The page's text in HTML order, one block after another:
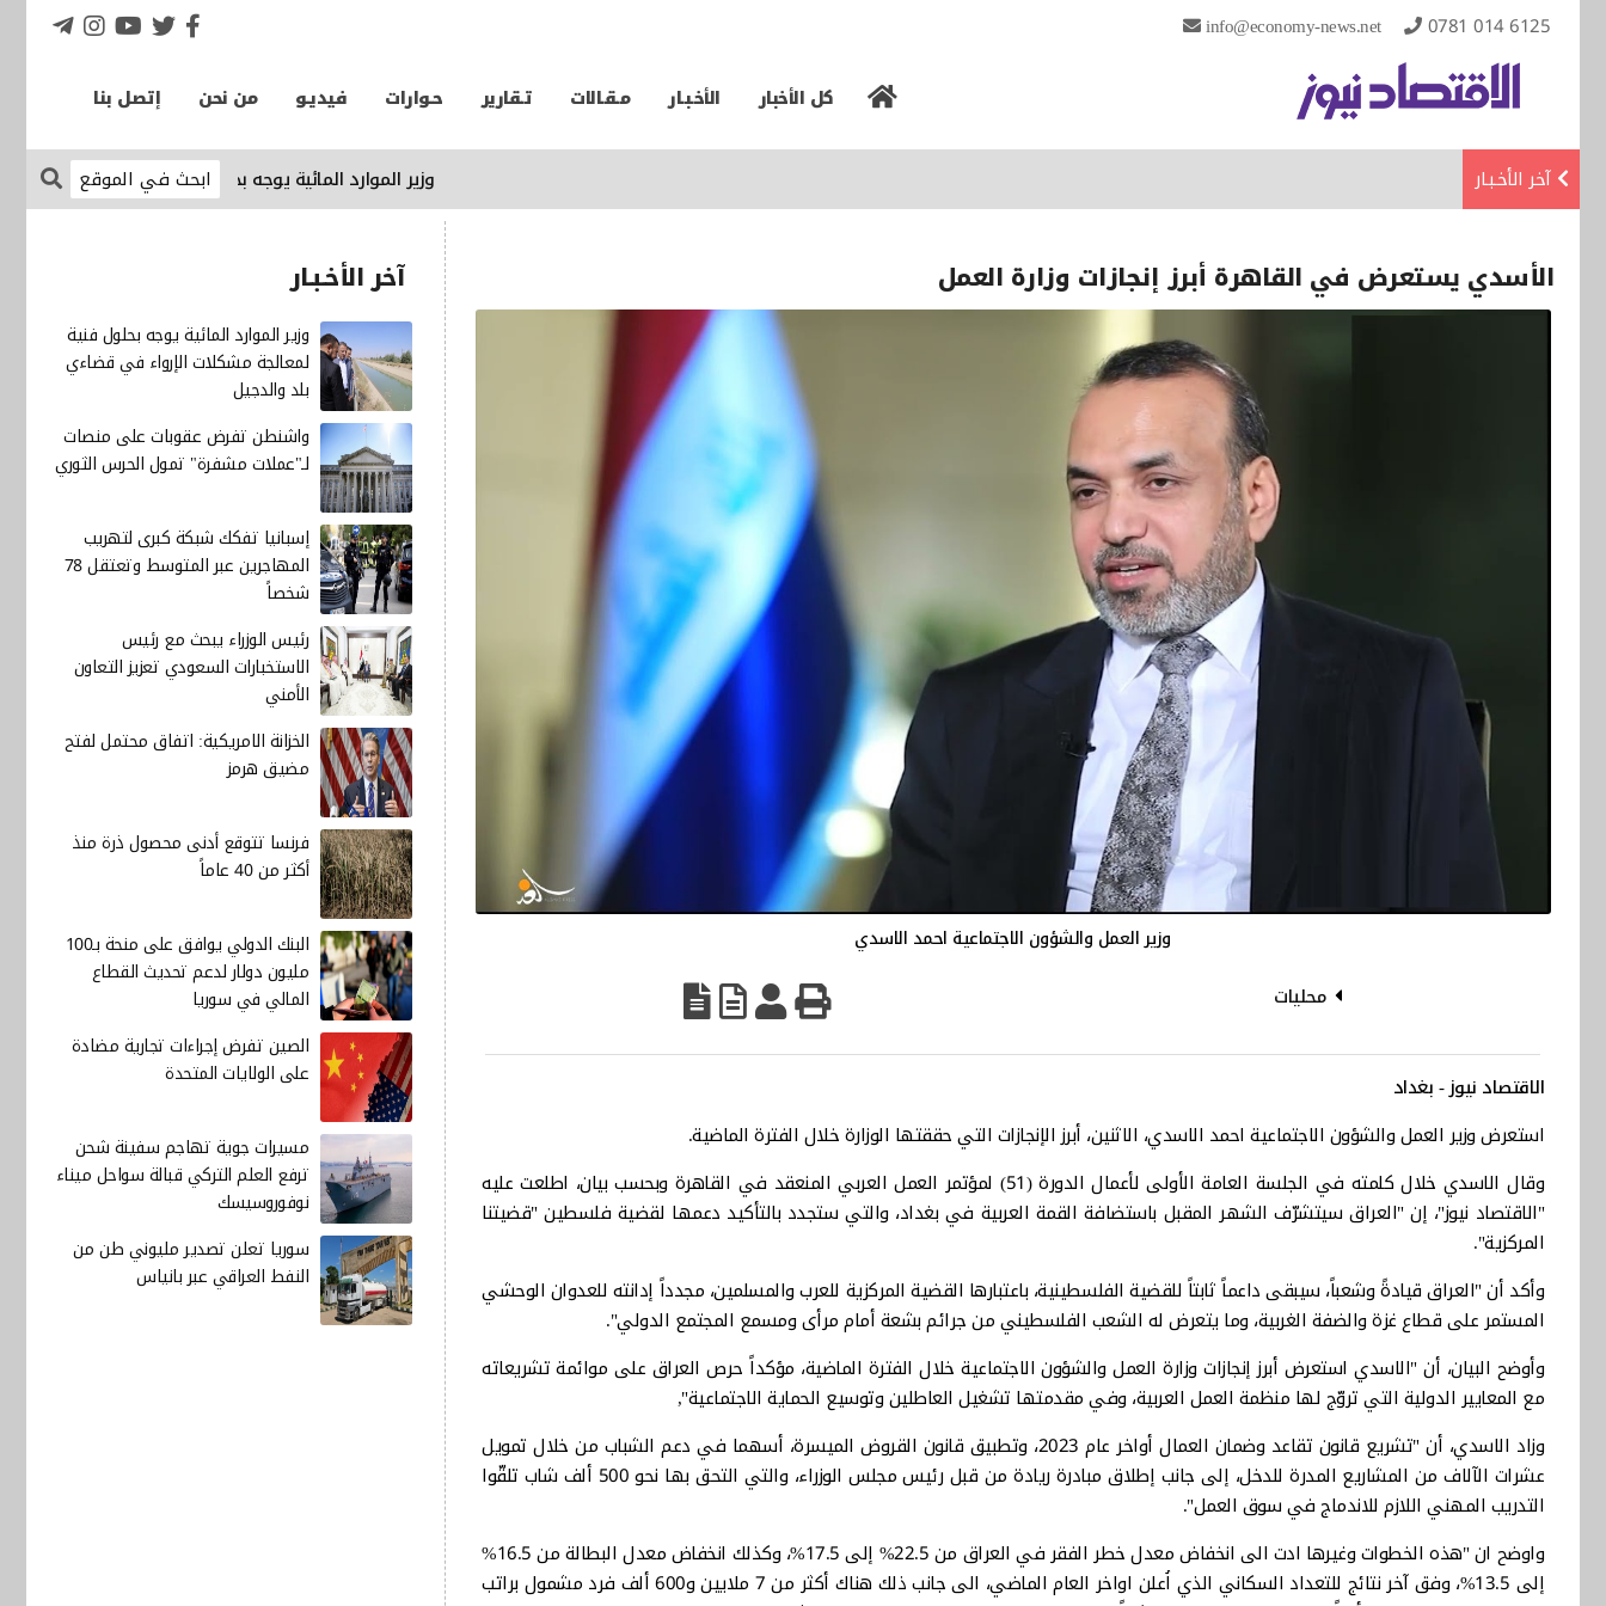
info@economy-news.net 0781 014 6125
كل الأخبار الأخـبـار مـقـالات تـقارير حـوارات فيديـو من نحن إتصل بنا
آخر الأخـبـار وزير الموارد المائية يوجه بحلول فنية لمعالجة مشكلات
الأسدي يستعرض في القاهرة أبرز إنجازات وزارة العمل
وزير العمل والشؤون الاجتماعية احمد الاسدي
محليات
الاقتصاد نيوز - بغداد
استعرض وزير العمل والشؤون الاجتماعية احمد الاسدي، الاثنين، أبرز الإنجازات التي حققتها الوزارة خلال الفترة الماضية.
وقال الاسدي خلال كلمته في الجلسة العامة الأولى لأعمال الدورة (51) لمؤتمر العمل العربي المنعقد في القاهرة وبحسب بيان، اطلعت عليه
"الاقتصاد نيوز"، إن "العراق سيتشرّف الشهر المقبل باستضافة القمة العربية في بغداد، والتي ستجدد بالتأكيد دعمها لقضية فلسطين "قضيتنا
المركزية".
وأكد أن "العراق قيادةً وشعباً، سيبقى داعماً ثابتاً للقضية الفلسطينية، باعتبارها القضية المركزية للعرب والمسلمين، مجدداً إدانته للعدوان الوحشي
المستمر على قطاع غزة والضفة الغربية، وما يتعرض له الشعب الفلسطيني من جرائم بشعة أمام مرأى ومسمع المجتمع الدولي".
وأوضح البيان، أن "الاسدي استعرض أبرز إنجازات وزارة العمل والشؤون الاجتماعية خلال الفترة الماضية، مؤكداً حرص العراق على موائمة تشريعاته
مع المعايير الدولية التي تروّج لها منظمة العمل العربية، وفي مقدمتها تشغيل العاطلين وتوسيع الحماية الاجتماعية",
وزاد الاسدي، أن "تشريع قانون تقاعد وضمان العمال أواخر عام 2023، وتطبيق قانون القروض الميسرة، أسهما في دعم الشباب من خلال تمويل
عشرات الآلاف من المشاريع المدرة للدخل، إلى جانب إطلاق مبادرة ريادة من قبل رئيس مجلس الوزراء، والتي التحق بها نحو 500 ألف شاب تلقّوا
التدريب المهني اللازم للاندماج في سوق العمل".
واوضح ان "هذه الخطوات وغيرها ادت الى انخفاض معدل خطر الفقر في العراق من 22.5% إلى 17.5%، وكذلك انخفاض معدل البطالة من 16.5%
إلى 13.5%، وفق آخر نتائج للتعداد السكاني الذي اُعلن اواخر العام الماضي، الى جانب ذلك هناك أكثر من 7 ملايين و600 ألف فرد مشمول براتب
آخر الأخـبـار
وزير الموارد المائية يوجه بحلول فنية
لمعالجة مشكلات الإرواء في قضاءي
بلد والدجيل
واشنطن تفرض عقوبات على منصات
لـ"عملات مشفرة" تمول الحرس الثوري
إسبانيا تفكك شبكة كبرى لتهريب
المهاجرين عبر المتوسط وتعتقل 78
شخصاً
رئيس الوزراء يبحث مع رئيس
الاستخبارات السعودي تعزيز التعاون
الأمني
الخزانة الامريكية: اتفاق محتمل لفتح
مضيق هرمز
فرنسا تتوقع أدنى محصول ذرة منذ
أكثر من 40 عاماً
البنك الدولي يوافق على منحة بـ100
مليون دولار لدعم تحديث القطاع
المالي في سوريا
الصين تفرض إجراءات تجارية مضادة
على الولايات المتحدة
مسيرات جوية تهاجم سفينة شحن
ترفع العلم التركي قبالة سواحل ميناء
نوفوروسيسك
سوريا تعلن تصدير مليوني طن من
النفط العراقي عبر بانياس